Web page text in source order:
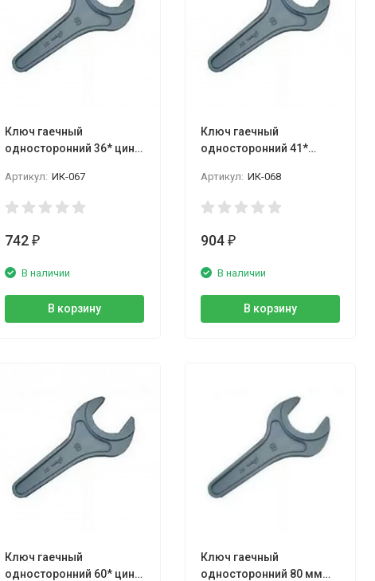
Ключ гаечный
односторонний 36* цинк,
Артикул: ИК-067
742 ₽
В наличии
В корзину
Ключ гаечный
односторонний 41*
Артикул: ИК-068
904 ₽
В наличии
В корзину
Ключ гаечный
односторонний 60* цинк,
Ключ гаечный
односторонний 80 мм